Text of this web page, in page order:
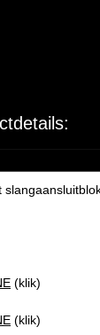
(klik)
(klik)